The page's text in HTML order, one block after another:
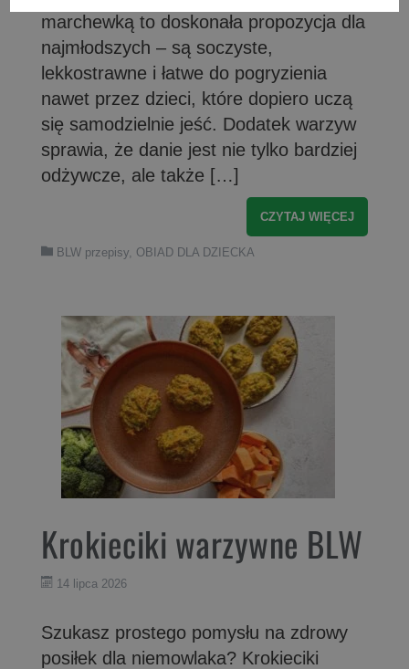
marchewką to doskonała propozycja dla
najmłodszych – są soczyste,
lekkostrawne i łatwe do pogryzienia
nawet przez dzieci, które dopiero uczą
się samodzielnie jeść. Dodatek warzyw
sprawia, że danie jest nie tylko bardziej
odżywcze, ale także […]
CZYTAJ WIĘCEJ
BLW przepisy, OBIAD DLA DZIECKA
Krokieciki warzywne BLW
14 lipca 2026
Szukasz prostego pomysłu na zdrowy
posiłek dla niemowlaka? Krokieciki